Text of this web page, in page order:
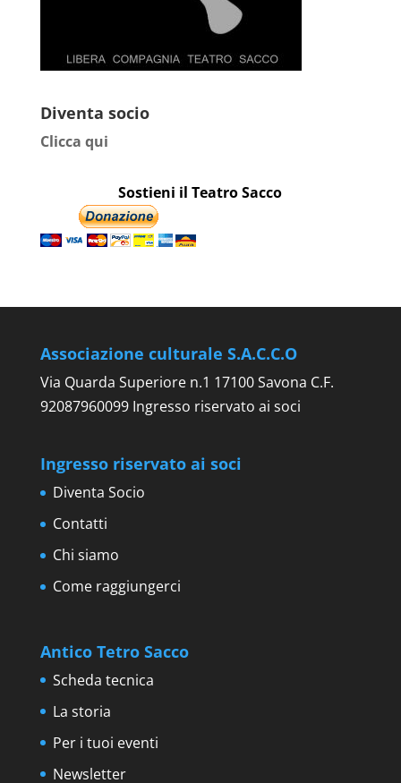
Diventa socio
Clicca qui
Sostieni il Teatro Sacco
Associazione culturale S.A.C.C.O
Via Quarda Superiore n.1 17100 Savona C.F.
92087960099 Ingresso riservato ai soci
Ingresso riservato ai soci
Diventa Socio
Contatti
Chi siamo
Come raggiungerci
Antico Tetro Sacco
Scheda tecnica
La storia
Per i tuoi eventi
Newsletter